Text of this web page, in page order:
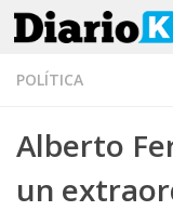
Saltar al
POLÍTICA
Alberto
un